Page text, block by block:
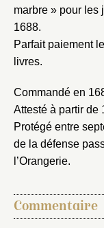
marbre » pour les
1688.
Parfait paiement
livres.
Commandé en
Attesté à partir de
Protégé entre
de la défense
l’Orangerie.
Commentaire